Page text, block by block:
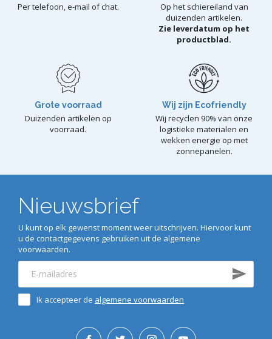
Per telefoon, e-mail of chat.
Op het schiereiland van
duizenden artikelen.
Zie leverdatum op het
productblad.
Grote voorraad
Duizenden artikelen op
voorraad.
Wij zijn Ecofriendly
Wij recyclen 90% van onze
logistieke materialen en
wekken energie op met
zonnepanelen.
Nieuwsbrief
U kunt op elk gewenst moment weer uitschrijven. Hiervoor kunt
u de contactgegevens gebruiken uit de algemene
voorwaarden.
Ik accepteer de algemene voorwaarden